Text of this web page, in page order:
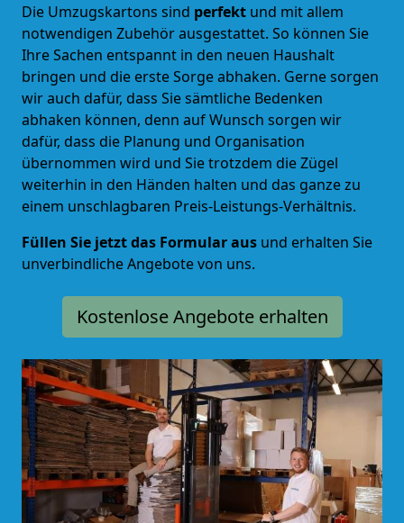
Die Umzugskartons sind perfekt und mit allem
notwendigen Zubehör ausgestattet. So können Sie
Ihre Sachen entspannt in den neuen Haushalt
bringen und die erste Sorge abhaken. Gerne sorgen
wir auch dafür, dass Sie sämtliche Bedenken
abhaken können, denn auf Wunsch sorgen wir
dafür, dass die Planung und Organisation
übernommen wird und Sie trotzdem die Zügel
weiterhin in den Händen halten und das ganze zu
einem unschlagbaren Preis-Leistungs-Verhältnis.
Füllen Sie jetzt das Formular aus und erhalten Sie
unverbindliche Angebote von uns.
Kostenlose Angebote erhalten